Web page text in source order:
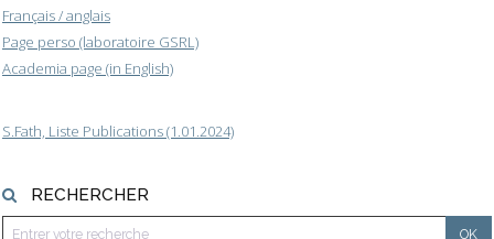
Français / anglais
Page perso (laboratoire GSRL)
Academia page (in English)
S.Fath, Liste Publications (1.01.2024)
RECHERCHER